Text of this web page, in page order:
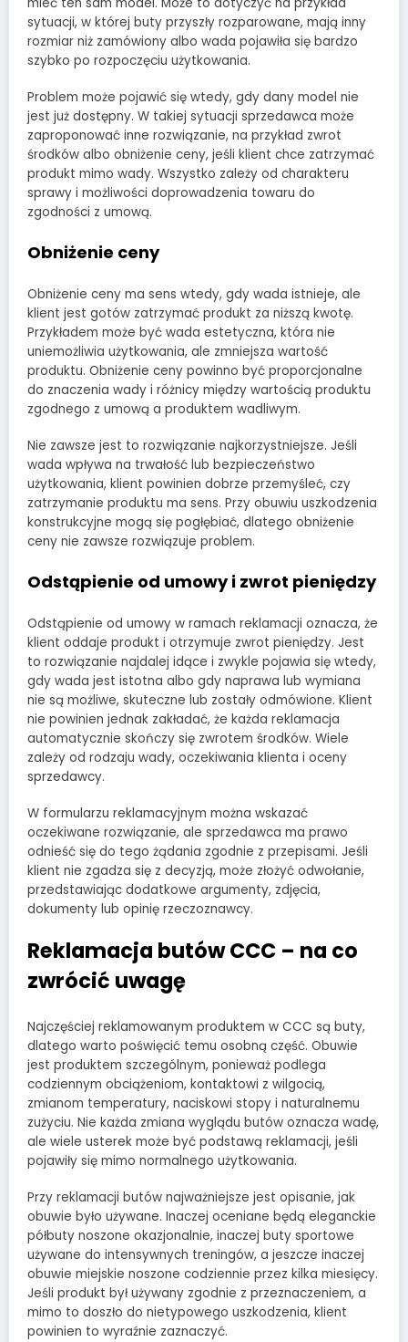
sytuacji, w której buty przyszły rozparowane, mają inny
rozmiar niż zamówiony albo wada pojawiła się bardzo
szybko po rozpoczęciu użytkowania.
Problem może pojawić się wtedy, gdy dany model nie
jest już dostępny. W takiej sytuacji sprzedawca może
zaproponować inne rozwiązanie, na przykład zwrot
środków albo obniżenie ceny, jeśli klient chce zatrzymać
produkt mimo wady. Wszystko zależy od charakteru
sprawy i możliwości doprowadzenia towaru do
zgodności z umową.
Obniżenie ceny
Obniżenie ceny ma sens wtedy, gdy wada istnieje, ale
klient jest gotów zatrzymać produkt za niższą kwotę.
Przykładem może być wada estetyczna, która nie
uniemożliwia użytkowania, ale zmniejsza wartość
produktu. Obniżenie ceny powinno być proporcjonalne
do znaczenia wady i różnicy między wartością produktu
zgodnego z umową a produktem wadliwym.
Nie zawsze jest to rozwiązanie najkorzystniejsze. Jeśli
wada wpływa na trwałość lub bezpieczeństwo
użytkowania, klient powinien dobrze przemyśleć, czy
zatrzymanie produktu ma sens. Przy obuwiu uszkodzenia
konstrukcyjne mogą się pogłębiać, dlatego obniżenie
ceny nie zawsze rozwiązuje problem.
Odstąpienie od umowy i zwrot pieniędzy
Odstąpienie od umowy w ramach reklamacji oznacza, że
klient oddaje produkt i otrzymuje zwrot pieniędzy. Jest
to rozwiązanie najdalej idące i zwykle pojawia się wtedy,
gdy wada jest istotna albo gdy naprawa lub wymiana
nie są możliwe, skuteczne lub zostały odmówione. Klient
nie powinien jednak zakładać, że każda reklamacja
automatycznie skończy się zwrotem środków. Wiele
zależy od rodzaju wady, oczekiwania klienta i oceny
sprzedawcy.
W formularzu reklamacyjnym można wskazać
oczekiwane rozwiązanie, ale sprzedawca ma prawo
odnieść się do tego żądania zgodnie z przepisami. Jeśli
klient nie zgadza się z decyzją, może złożyć odwołanie,
przedstawiając dodatkowe argumenty, zdjęcia,
dokumenty lub opinię rzeczoznawcy.
Reklamacja butów CCC – na co
zwrócić uwagę
Najczęściej reklamowanym produktem w CCC są buty,
dlatego warto poświęcić temu osobną część. Obuwie
jest produktem szczególnym, ponieważ podlega
codziennym obciążeniom, kontaktowi z wilgocią,
zmianom temperatury, naciskowi stopy i naturalnemu
zużyciu. Nie każda zmiana wyglądu butów oznacza wadę,
ale wiele usterek może być podstawą reklamacji, jeśli
pojawiły się mimo normalnego użytkowania.
Przy reklamacji butów najważniejsze jest opisanie, jak
obuwie było używane. Inaczej oceniane będą eleganckie
półbuty noszone okazjonalnie, inaczej buty sportowe
używane do intensywnych treningów, a jeszcze inaczej
obuwie miejskie noszone codziennie przez kilka miesięcy.
Jeśli produkt był używany zgodnie z przeznaczeniem, a
mimo to doszło do nietypowego uszkodzenia, klient
powinien to wyraźnie zaznaczyć.